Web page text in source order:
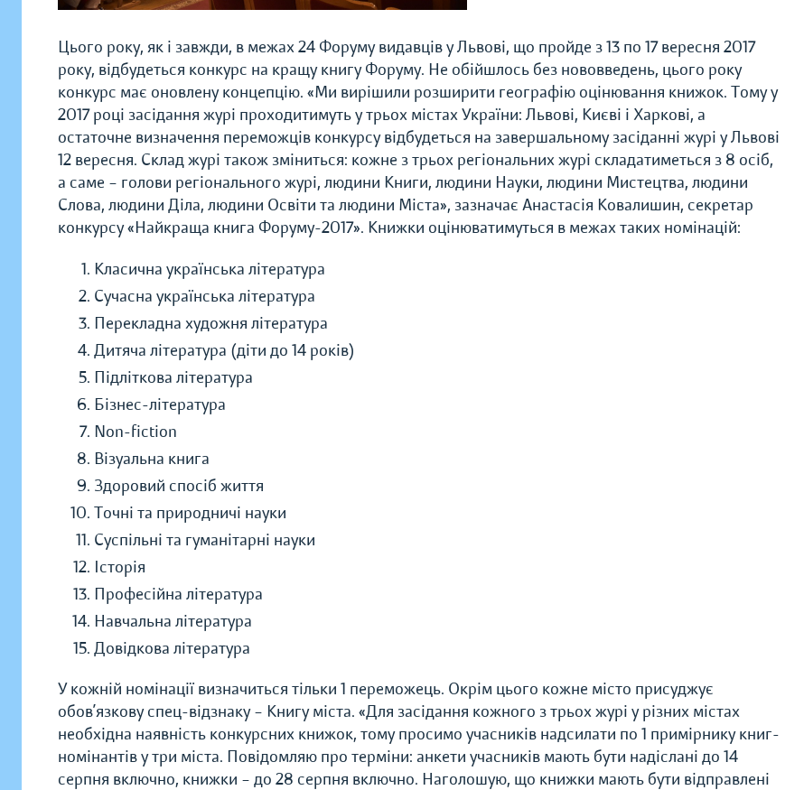
Цього року, як і завжди, в межах 24 Форуму видавців у Львові, що пройде з 13 по 17 вересня 2017
року, відбудеться конкурс на кращу книгу Форуму. Не обійшлось без нововведень, цього року
конкурс має оновлену концепцію. «Ми вирішили розширити географію оцінювання книжок. Тому у
2017 році засідання журі проходитимуть у трьох містах України: Львові, Києві і Харкові, а
остаточне визначення переможців конкурсу відбудеться на завершальному засіданні журі у Львові
12 вересня. Склад журі також зміниться: кожне з трьох регіональних журі складатиметься з 8 осіб,
а саме – голови регіонального журі, людини Книги, людини Науки, людини Мистецтва, людини
Слова, людини Діла, людини Освіти та людини Міста», зазначає Анастасія Ковалишин, секретар
конкурсу «Найкраща книга Форуму-2017». Книжки оцінюватимуться в межах таких номінацій:
Класична українська література
Сучасна українська література
Перекладна художня література
Дитяча література (діти до 14 років)
Підліткова література
Бізнес-література
Non-fiction
Візуальна книга
Здоровий спосіб життя
Точні та природничі науки
Суспільні та гуманітарні науки
Історія
Професійна література
Навчальна література
Довідкова література
У кожній номінації визначиться тільки 1 переможець. Окрім цього кожне місто присуджує
обов’язкову спец-відзнаку – Книгу міста. «Для засідання кожного з трьох журі у різних містах
необхідна наявність конкурсних книжок, тому просимо учасників надсилати по 1 примірнику книг-
номінантів у три міста. Повідомляю про терміни: анкети учасників мають бути надіслані до 14
серпня включно, книжки – до 28 серпня включно. Наголошую, що книжки мають бути відправлені